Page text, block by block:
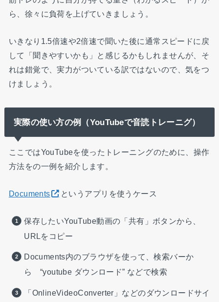
ら、徐々に負荷を上げていきましょう。
いきなり1.5倍速や2倍速で聞いた後に通常スピードに戻
して「聞きやすいかも」と感じるかもしれませんが、そ
れは錯覚で、実力がついている訳ではないので、気をつ
けましょう。
実際の使い方の例（YouTubeで音読トレーニグ）
ここではYouTubeを使ったトレーニングのために、操作
方法をの一例を紹介します。
Documents というアプリを使うケース
保存したいYouTube動画の「共有」ボタンから、
URLをコピー
Documents内のブラウザを使って、検索バーか
ら “youtube ダウンロード” などで検索
「OnlineVideoConverter」などのダウンロードサイ